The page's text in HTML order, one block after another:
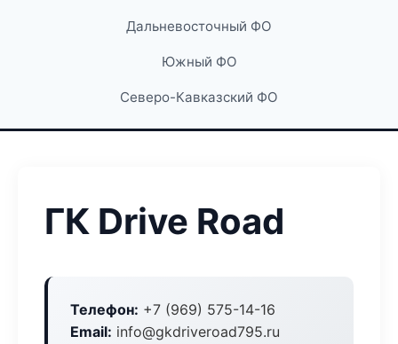
Дальневосточный ФО
Южный ФО
Северо-Кавказский ФО
ГК Drive Road
Телефон: +7 (969) 575-14-16
Email: info@gkdriveroad795.ru